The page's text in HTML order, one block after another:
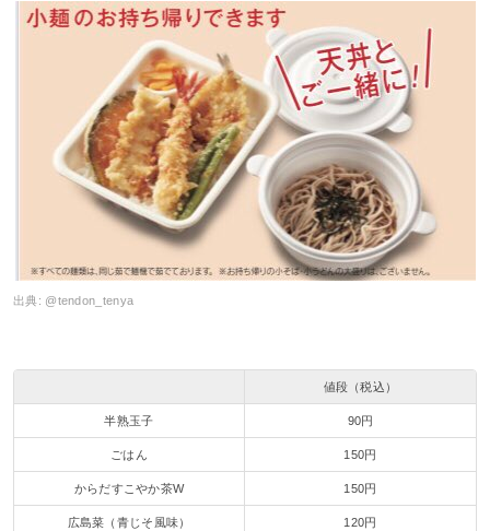
出典: @tendon_tenya
値段（税込）
半熟玉子 90円
ごはん 150円
からだすこやか茶W 150円
広島菜（青じそ風味） 120円